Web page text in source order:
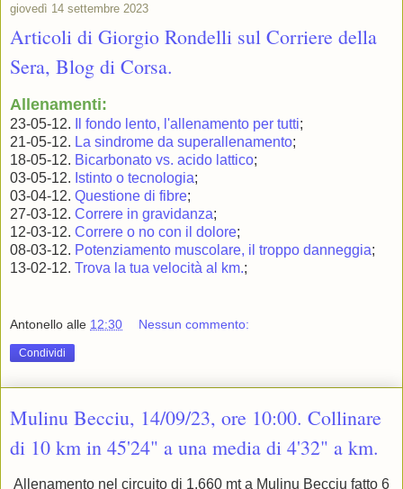
giovedì 14 settembre 2023
Articoli di Giorgio Rondelli sul Corriere della
Sera, Blog di Corsa.
Allenamenti:
23-05-12. Il fondo lento, l'allenamento per tutti;
21-05-12. La sindrome da superallenamento;
18-05-12. Bicarbonato vs. acido lattico;
03-05-12. Istinto o tecnologia;
03-04-12. Questione di fibre;
27-03-12. Correre in gravidanza;
12-03-12. Correre o no con il dolore;
08-03-12. Potenziamento muscolare, il troppo danneggia;
13-02-12. Trova la tua velocità al km.;
Antonello alle 12:30 Nessun commento:
Condividi
Mulinu Becciu, 14/09/23, ore 10:00. Collinare
di 10 km in 45'24" a una media di 4'32" a km.
Allenamento nel circuito di 1.660 mt a Mulinu Becciu fatto 6